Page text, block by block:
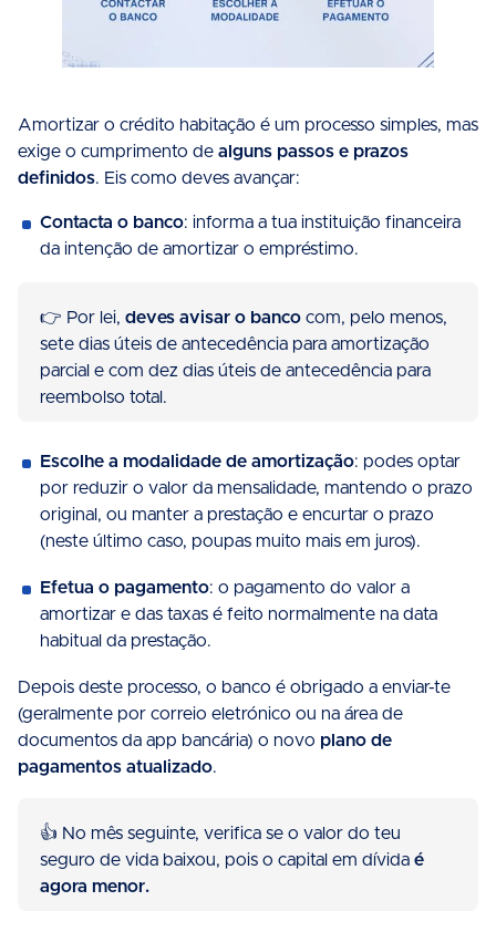
Amortizar o crédito habitação é um processo simples, mas
exige o cumprimento de alguns passos e prazos
definidos. Eis como deves avançar:
Contacta o banco: informa a tua instituição financeira
da intenção de amortizar o empréstimo.
👉 Por lei, deves avisar o banco com, pelo menos,
sete dias úteis de antecedência para amortização
parcial e com dez dias úteis de antecedência para
reembolso total.
Escolhe a modalidade de amortização: podes optar
por reduzir o valor da mensalidade, mantendo o prazo
original, ou manter a prestação e encurtar o prazo
(neste último caso, poupas muito mais em juros).
Efetua o pagamento: o pagamento do valor a
amortizar e das taxas é feito normalmente na data
habitual da prestação.
Depois deste processo, o banco é obrigado a enviar-te
(geralmente por correio eletrónico ou na área de
documentos da app bancária) o novo plano de
pagamentos atualizado.
👍 No mês seguinte, verifica se o valor do teu
seguro de vida baixou, pois o capital em dívida é
agora menor.